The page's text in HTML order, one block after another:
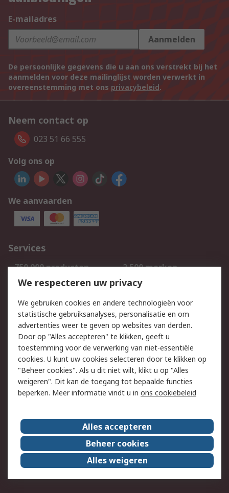
E-mailadres
Aanmelden
De persoonlijke gegevens die u aan ons verstrekt bij het
aanmelden voor deze mailinglijst worden verwerkt in
overeenstemming met ons privacybeleid.
Neem contact op
023 51 66 555
Volg ons op
We aanvaarden
Services
750.000 producten
2.500 merken
Bestellen
Inkoopoplossingen
Track & Trace
Wettelijk
Cookiebeleid
Email veiligheid
Privacybeleid
Websitevoorwaarden
Algemene
verkoopvoorwaarden
Over RS
RS Group
Over ons
RS wereldwijd
Werken bij RS
ESG
We respecteren uw privacy
We gebruiken cookies en andere technologieën voor
statistische gebruiksanalyses, personalisatie en om
advertenties weer te geven op websites van derden.
Door op "Alles accepteren" te klikken, geeft u
toestemming voor de verwerking van niet-essentiële
cookies. U kunt uw cookies selecteren door te klikken op
"Beheer cookies". Als u dit niet wilt, klikt u op "Alles
weigeren". Dit kan de toegang tot bepaalde functies
beperken. Meer informatie vindt u in ons cookiebeleid
Alles accepteren
Beheer cookies
Alles weigeren